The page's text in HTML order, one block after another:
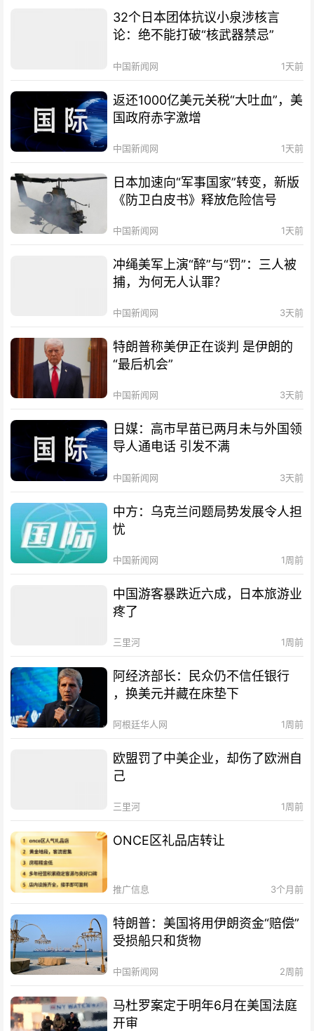
32个日本团体抗议小泉涉核言
论：绝不能打破“核武器禁忌”
中国新闻网 1天前
返还1000亿美元关税“大吐血”，美
国政府赤字激增
中国新闻网 1天前
日本加速向“军事国家”转变，新版
《防卫白皮书》释放危险信号
中国新闻网 1天前
冲绳美军上演“醉”与“罚”：三人被
捕，为何无人认罪？
中国新闻网 3天前
特朗普称美伊正在谈判 是伊朗的
“最后机会”
中国新闻网 3天前
日媒：高市早苗已两月未与外国领
导人通电话 引发不满
中国新闻网 3天前
中方：乌克兰问题局势发展令人担
忧
中国新闻网 1周前
中国游客暴跌近六成，日本旅游业
疼了
三里河 1周前
阿经济部长：民众仍不信任银行
，换美元并藏在床垫下
阿根廷华人网 1周前
欧盟罚了中美企业，却伤了欧洲自
己
三里河 1周前
ONCE区礼品店转让
推广信息 3个月前
特朗普：美国将用伊朗资金“赔偿”
受损船只和货物
中国新闻网 2周前
马杜罗案定于明年6月在美国法庭
开审